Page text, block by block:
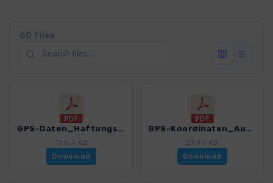
60 files
GPS-Daten_Haftungsausschluss-Nutzungsbedingungen_WF_Marokko.pdf
155.4 KB
Download
GPS-Koordinaten_Ausgangspunkte_WF_Marokko.pdf
29.95 KB
Download